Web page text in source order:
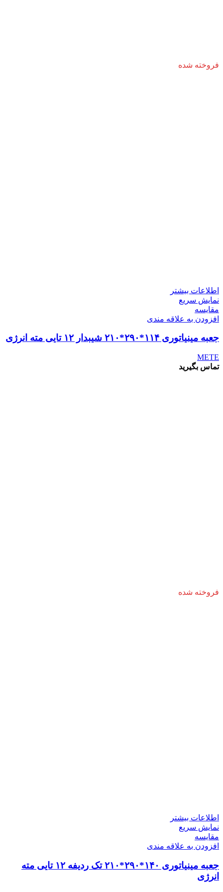
فروخته شده
اطلاعات بیشتر
نمایش سریع
مقايسه
افزودن به علاقه مندی
جعبه مینیاتوری ۱۱۴*۲۹۰*۲۱۰ شیبدار ۱۲ تایی مته انرژی
METE
تماس بگیرید
فروخته شده
اطلاعات بیشتر
نمایش سریع
مقايسه
افزودن به علاقه مندی
جعبه مینیاتوری ۱۴۰*۲۹۰*۲۱۰ تک ردیفه ۱۲ تایی مته
انرژی